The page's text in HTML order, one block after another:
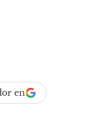
en